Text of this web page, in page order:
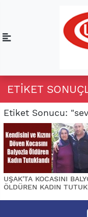
ETIKET
Etiket Sonucu:
UŞAK'TA KOCASINI
ÖLDÜREN KADIN